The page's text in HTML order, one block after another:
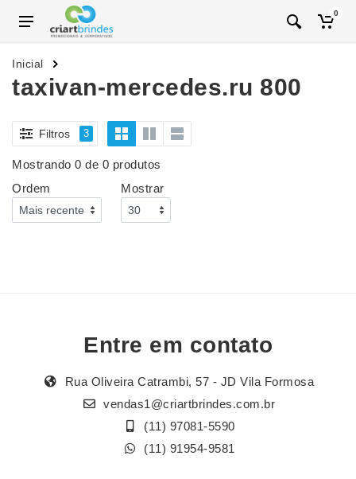
0
Inicial
taxivan-mercedes.ru 800
Filtros 3
Mostrando 0 de 0 produtos
Ordem
Mostrar
Entre em contato
Rua Oliveira Catrambi, 57 - JD Vila Formosa
vendas1@criartbrindes.com.br
(11) 97081-5590
(11) 91954-9581